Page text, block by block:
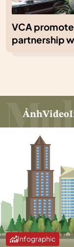
VCA
partnership
ẢnhVideo
Infographic